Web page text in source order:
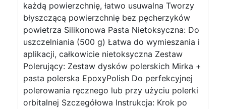
każdą powierzchnię, łatwo usuwalna Tworzy
błyszczącą powierzchnię bez pęcherzyków
powietrza Silikonowa Pasta Nietoksyczna: Do
uszczelniania (500 g) Łatwa do wymieszania i
aplikacji, całkowicie nietoksyczna Zestaw
Polerujący: Zestaw dysków polerskich Mirka +
pasta polerska EpoxyPolish Do perfekcyjnej
polerowania ręcznego lub przy użyciu polerki
orbitalnej Szczegółowa Instrukcja: Krok po